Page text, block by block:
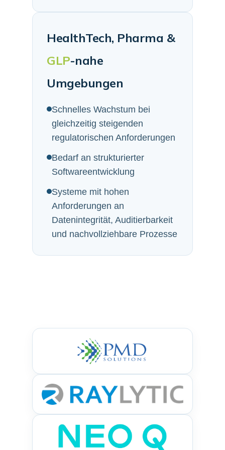
HealthTech, Pharma &
GLP-nahe
Umgebungen
Schnelles Wachstum bei
gleichzeitig steigenden
regulatorischen Anforderungen
Bedarf an strukturierter
Softwareentwicklung
Systeme mit hohen
Anforderungen an
Datenintegrität, Auditierbarkeit
und nachvollziehbare Prozesse